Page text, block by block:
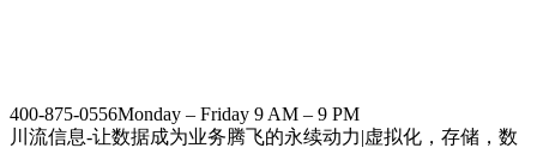
400-875-0556Monday – Friday 9 AM – 9 PM
川流信息-让数据成为业务腾飞的永续动力|虚拟化，存储，数